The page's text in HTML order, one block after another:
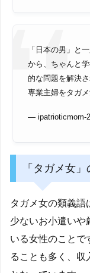
「日本の男」と
から、ちゃんと
的な問題を解決
専業主婦をタガ
— ipatrioticmom-
「タガメ女
タガメ女の類義語
少ないお小遣いや
いる女性のことで
ることも多く、収